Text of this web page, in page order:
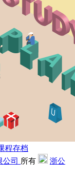
程存档
司 所有
浙公